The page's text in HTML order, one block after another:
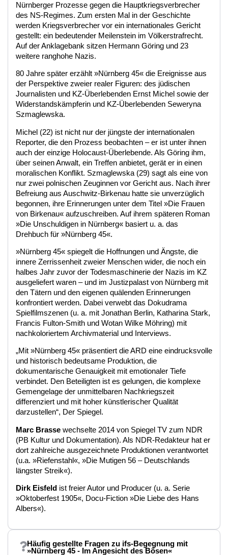
Nürnberger Prozesse gegen die Hauptkriegsverbrecher
des NS-Regimes. Zum ersten Mal in der Geschichte
werden Kriegsverbrecher vor ein internationales Gericht
gestellt: ein bedeutender Meilenstein im Völkerstrafrecht.
Auf der Anklagebank sitzen Hermann Göring und 23
weitere ranghohe Nazis.
80 Jahre später erzählt »Nürnberg 45« die Ereignisse aus
der Perspektive zweier realer Figuren: des jüdischen
Journalisten und KZ-Überlebenden Ernst Michel sowie der
Widerstandskämpferin und KZ-Überlebenden Seweryna
Szmaglewska.
Michel (22) ist nicht nur der jüngste der internationalen
Reporter, die den Prozess beobachten – er ist unter ihnen
auch der einzige Holocaust-Überlebende. Als Göring ihm,
über seinen Anwalt, ein Treffen anbietet, gerät er in einen
moralischen Konflikt. Szmaglewska (29) sagt als eine von
nur zwei polnischen Zeuginnen vor Gericht aus. Nach ihrer
Befreiung aus Auschwitz-Birkenau hatte sie unverzüglich
begonnen, ihre Erinnerungen unter dem Titel »Die Frauen
von Birkenau« aufzuschreiben. Auf ihrem späteren Roman
»Die Unschuldigen in Nürnberg« basiert u. a. das
Drehbuch für »Nürnberg 45«.
»Nürnberg 45« spiegelt die Hoffnungen und Ängste, die
innere Zerrissenheit zweier Menschen wider, die noch ein
halbes Jahr zuvor der Todesmaschinerie der Nazis im KZ
ausgeliefert waren – und im Justizpalast von Nürnberg mit
den Tätern und den eigenen quälenden Erinnerungen
konfrontiert werden. Dabei verwebt das Dokudrama
Spielfilmszenen (u. a. mit Jonathan Berlin, Katharina Stark,
Francis Fulton-Smith und Wotan Wilke Möhring) mit
nachkoloriertem Archivmaterial und Interviews.
„Mit »Nürnberg 45« präsentiert die ARD eine eindrucksvolle
und historisch bedeutsame Produktion, die
dokumentarische Genauigkeit mit emotionaler Tiefe
verbindet. Den Beteiligten ist es gelungen, die komplexe
Gemengelage der unmittelbaren Nachkriegszeit
differenziert und mit hoher künstlerischer Qualität
darzustellen“, Der Spiegel.
Marc Brasse wechselte 2014 von Spiegel TV zum NDR
(PB Kultur und Dokumentation). Als NDR-Redakteur hat er
dort zahlreiche ausgezeichnete Produktionen verantwortet
(u.a. »Riefenstahl«, »Die Mutigen 56 – Deutschlands
längster Streik«).
Dirk Eisfeld ist freier Autor und Producer (u. a. Serie
»Oktoberfest 1905«, Docu-Fiction »Die Liebe des Hans
Albers«).
Häufig gestellte Fragen zu ifs-Begegnung mit
»Nürnberg 45 - Im Angesicht des Bösen«